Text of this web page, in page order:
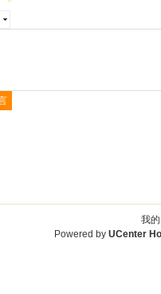
我
Powered by UCenter